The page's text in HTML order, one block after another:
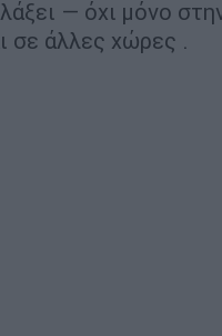
— όχι μόνο
σε άλλες χώρες .